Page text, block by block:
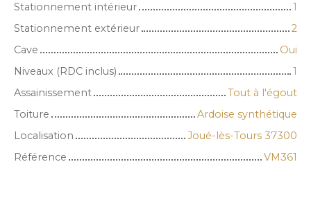
Stationnement intérieur
1
Stationnement extérieur
2
Cave
Oui
Niveaux (RDC inclus)
1
Assainissement
Tout à l'égout
Toiture
Ardoise synthétique
Localisation
Joué-lès-Tours 37300
Référence
VM361